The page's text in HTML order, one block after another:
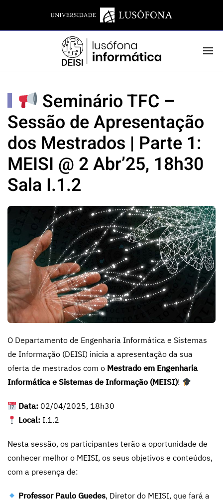
Seminário TFC –
Sessão de Apresentação
dos Mestrados | Parte 1:
MEISI @ 2 Abr’25, 18h30
Sala I.1.2
O Departamento de Engenharia Informática e Sistemas
de Informação (DEISI) inicia a apresentação da sua
oferta de mestrados com o Mestrado em Engenharia
Informática e Sistemas de Informação (MEISI)!
Data: 02/04/2025, 18h30
Local: I.1.2
Nesta sessão, os participantes terão a oportunidade de
conhecer melhor o MEISI, os seus objetivos e conteúdos,
com a presença de:
Professor Paulo Guedes, Diretor do MEISI, que fará a